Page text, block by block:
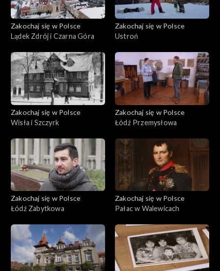
Zakochaj się w Polsce
Lądek Zdrój i Czarna Góra
Zakochaj się w Polsce
Ustroń
Zakochaj się w Polsce
Wisła i Szczyrk
Zakochaj się w Polsce
Łódź Przemysłowa
Zakochaj się w Polsce
Łódź Zabytkowa
Zakochaj się w Polsce
Pałac w Walewicach